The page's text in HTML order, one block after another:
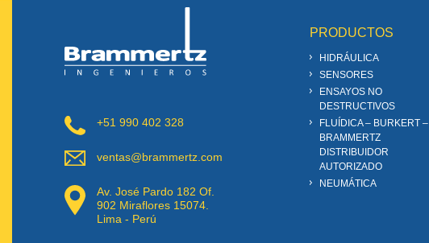
+51 990 402 328
ventas@brammertz.com
Av. José Pardo 182 Of.
902 Miraflores 15074.
Lima - Perú
PRODUCTOS
HIDRÁULICA
SENSORES
ENSAYOS NO
DESTRUCTIVOS
FLUÍDICA – BURKERT –
BRAMMERTZ
DISTRIBUIDOR
AUTORIZADO
NEUMÁTICA